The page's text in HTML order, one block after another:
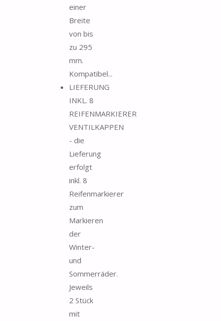
einer
Breite
von bis
zu 295
mm.
Kompatibel...
LIEFERUNG
INKL. 8
REIFENMARKIERER
VENTILKAPPEN
- die
Lieferung
erfolgt
inkl. 8
Reifenmarkierer
zum
Markieren
der
Winter-
und
Sommerräder.
Jeweils
2 Stück
mit